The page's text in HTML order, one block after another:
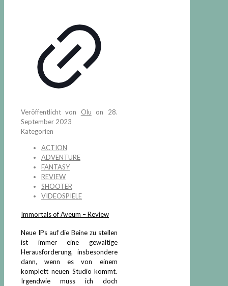
Veröffentlicht von Olu on 28.
September 2023
Kategorien
ACTION
ADVENTURE
FANTASY
REVIEW
SHOOTER
VIDEOSPIELE
Immortals of Aveum – Review
Neue IPs auf die Beine zu stellen
ist immer eine gewaltige
Herausforderung, insbesondere
dann, wenn es von einem
komplett neuen Studio kommt.
Irgendwie muss ich doch